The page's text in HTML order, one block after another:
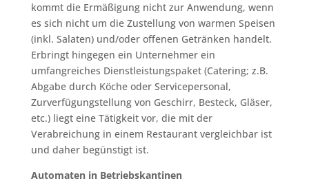
kommt die Ermäßigung nicht zur Anwendung, wenn
es sich nicht um die Zustellung von warmen Speisen
(inkl. Salaten) und/oder offenen Getränken handelt.
Erbringt hingegen ein Unternehmer ein
umfangreiches Dienstleistungspaket (Catering; z.B.
Abgabe durch Köche oder Servicepersonal,
Zurverfügungstellung von Geschirr, Besteck, Gläser,
etc.) liegt eine Tätigkeit vor, die mit der
Verabreichung in einem Restaurant vergleichbar ist
und daher begünstigt ist.
Automaten in Betriebskantinen